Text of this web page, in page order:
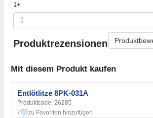
1+
Produktrezensionen
Mit diesem Produkt kaufen
Entlötlitze 8PK-031A
Produktcode: 26285
7 zu Favoriten hinzufügen